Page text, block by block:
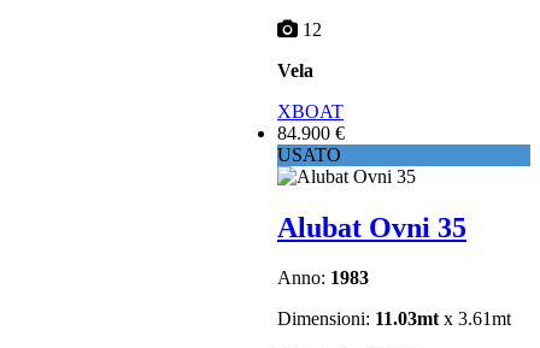
12
Vela
XBOAT
84.900 €
USATO
Alubat Ovni 35
Anno: 1983
Dimensioni: 11.03mtx 3.61mt